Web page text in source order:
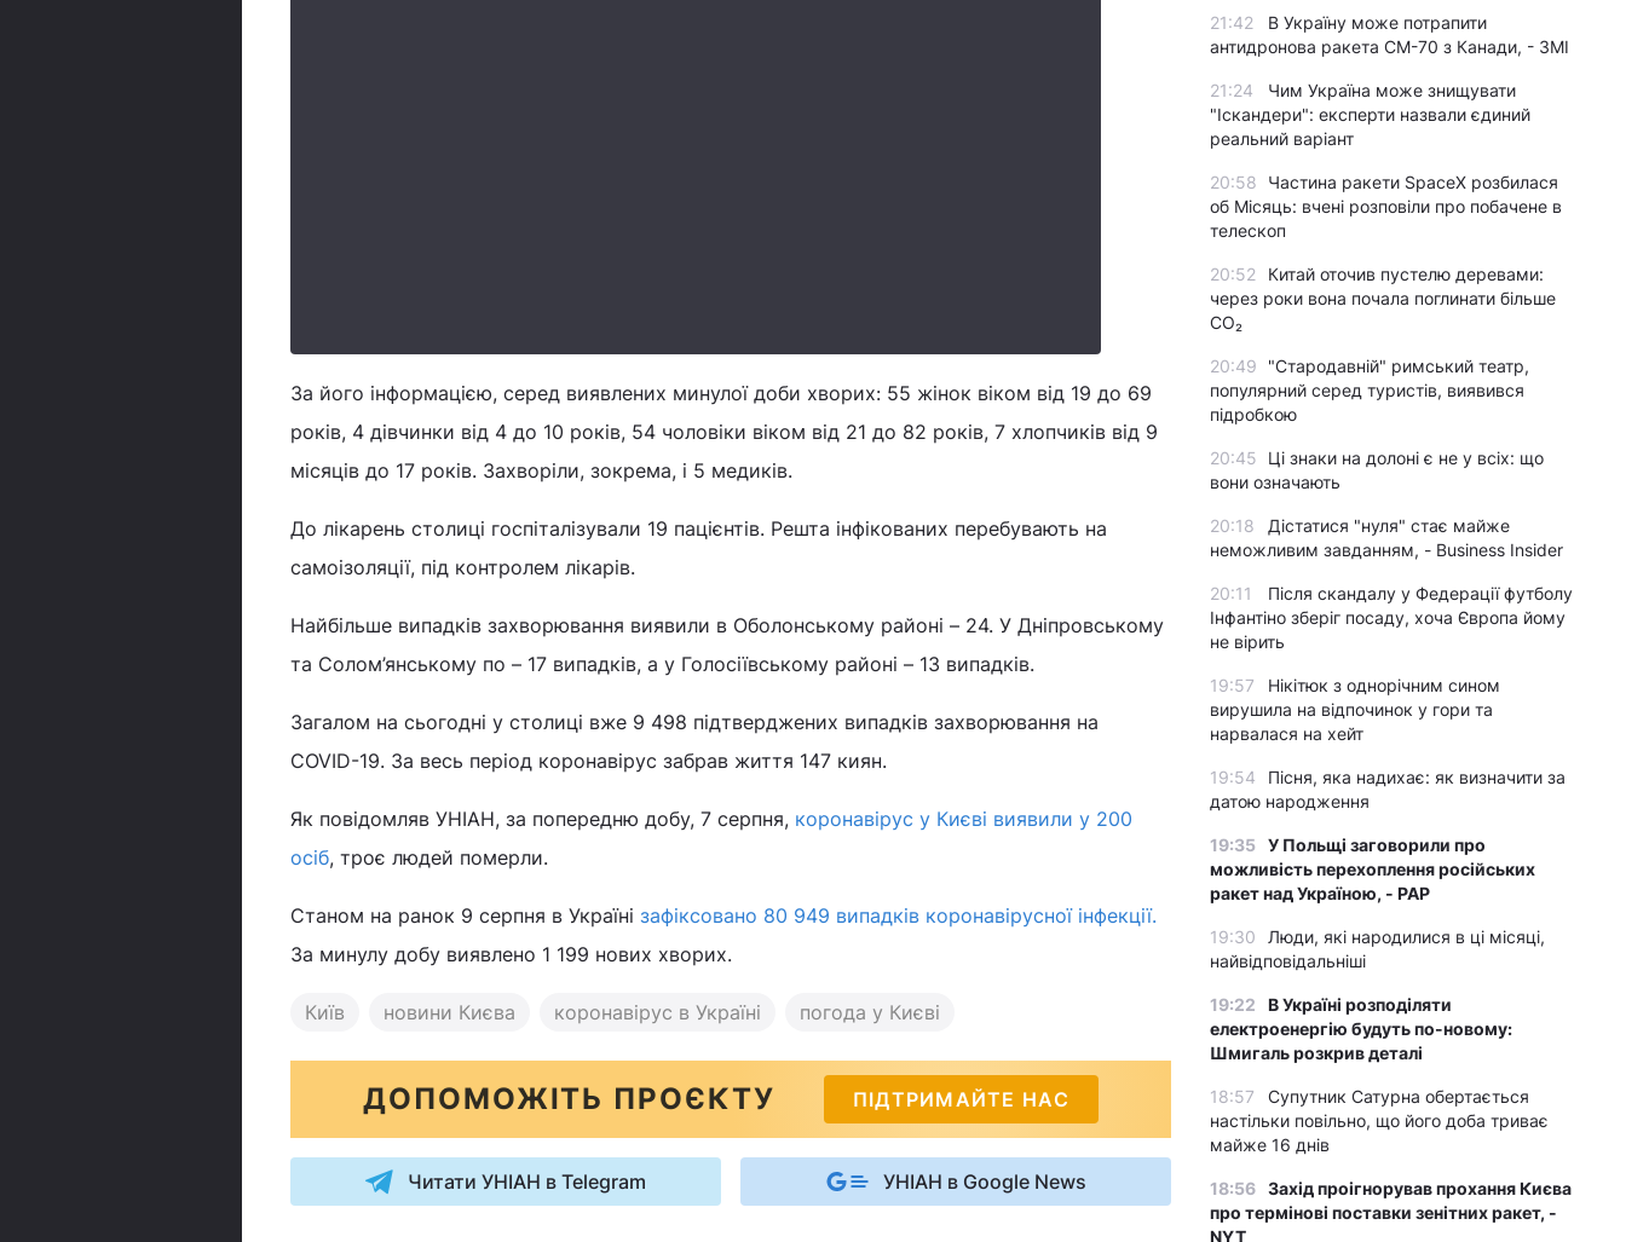
За його інформацією, серед виявлених минулої доби хворих: 55 жінок віком від 19 до 69
років, 4 дівчинки від 4 до 10 років, 54 чоловіки віком від 21 до 82 років, 7 хлопчиків від 9
місяців до 17 років. Захворіли, зокрема, і 5 медиків.
До лікарень столиці госпіталізували 19 пацієнтів. Решта інфікованих перебувають на
самоізоляції, під контролем лікарів.
Найбільше випадків захворювання виявили в Оболонському районі – 24. У Дніпровському
та Солом’янському по – 17 випадків, а у Голосіївському районі – 13 випадків.
Загалом на сьогодні у столиці вже 9 498 підтверджених випадків захворювання на
COVID-19. За весь період коронавірус забрав життя 147 киян.
Як повідомляв УНІАН, за попередню добу, 7 серпня, коронавірус у Києві виявили у 200
осіб, троє людей померли.
Станом на ранок 9 серпня в Україні зафіксовано 80 949 випадків коронавірусної інфекції.
За минулу добу виявлено 1 199 нових хворих.
Київ новини Києва коронавірус в Україні погода у Києві
ДОПОМОЖІТЬ ПРОЄКТУ ПІДТРИМАЙТЕ НАС
Читати УНІАН в Telegram УНІАН в Google News
21:42
В Україну може потрапити
антидронова ракета CM-70 з Канади, - ЗМІ
21:24
Чим Україна може знищувати
"Іскандери": експерти назвали єдиний
реальний варіант
20:58
Частина ракети SpaceX розбилася
об Місяць: вчені розповіли про побачене в
телескоп
20:52
Китай оточив пустелю деревами:
через роки вона почала поглинати більше
CO₂
20:49
"Стародавній" римський театр,
популярний серед туристів, виявився
підробкою
20:45
Ці знаки на долоні є не у всіх: що
вони означають
20:18
Дістатися "нуля" стає майже
неможливим завданням, - Business Insider
20:11
Після скандалу у Федерації футболу
Інфантіно зберіг посаду, хоча Європа йому
не вірить
19:57
Нікітюк з однорічним сином
вирушила на відпочинок у гори та
нарвалася на хейт
19:54
Пісня, яка надихає: як визначити за
датою народження
19:35 У Польщі заговорили про
можливість перехоплення російських
ракет над Україною, - PAP
19:30
Люди, які народилися в ці місяці,
найвідповідальніші
19:22
В Україні розподіляти
електроенергію будуть по-новому:
Шмигаль розкрив деталі
18:57
Супутник Сатурна обертається
настільки повільно, що його доба триває
майже 16 днів
18:56 Захід проігнорував прохання Києва
про термінові поставки зенітних ракет, -
NYT